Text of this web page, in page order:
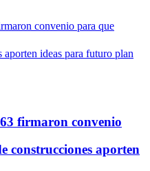
firmaron convenio
construcciones aporten